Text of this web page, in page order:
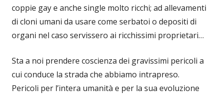
coppie gay e anche single molto ricchi; ad allevamenti
di cloni umani da usare come serbatoi o depositi di
organi nel caso servissero ai ricchissimi proprietari…
Sta a noi prendere coscienza dei gravissimi pericoli a
cui conduce la strada che abbiamo intrapreso.
Pericoli per l’intera umanità e per la sua evoluzione